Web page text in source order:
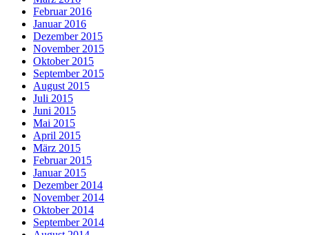
Februar 2016
Januar 2016
Dezember 2015
November 2015
Oktober 2015
September 2015
August 2015
Juli 2015
Juni 2015
Mai 2015
April 2015
März 2015
Februar 2015
Januar 2015
Dezember 2014
November 2014
Oktober 2014
September 2014